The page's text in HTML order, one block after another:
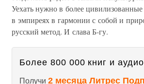
Уехать нужно в более
в эмпиреях в гармонии с собой и
русский метод. И слава Б-гу.
Более 800 000 книг и
Получи 2 месяца Литрес